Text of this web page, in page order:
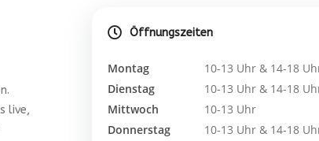
live,
Öffnungszeiten
Montag
10-13 Uhr & 14-18
Dienstag
10-13 Uhr & 14-18
Mittwoch
10-13 Uhr
Donnerstag
10-13 Uhr & 14-18